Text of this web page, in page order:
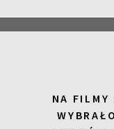
NA FILMY